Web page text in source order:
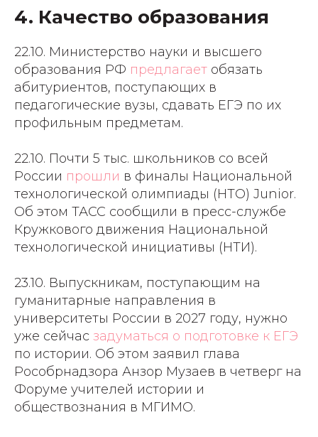
4. Качество образования
22.10. Министерство науки и высшего
образования РФ предлагает обязать
абитуриентов, поступающих в
педагогические вузы, сдавать ЕГЭ по их
профильным предметам.
22.10. Почти 5 тыс. школьников со всей
России прошли в финалы Национальной
технологической олимпиады (НТО) Junior.
Об этом ТАСС сообщили в пресс-службе
Кружкового движения Национальной
технологической инициативы (НТИ).
23.10. Выпускникам, поступающим на
гуманитарные направления в
университеты России в 2027 году, нужно
уже сейчас задуматься о подготовке к ЕГЭ
по истории. Об этом заявил глава
Рособрнадзора Анзор Музаев в четверг на
Форуме учителей истории и
обществознания в МГИМО.